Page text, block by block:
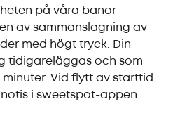
på våra banor
av sammanslagning av
med högt tryck. Din
tidigareläggas och som
Vid flytt av starttid
i sweetspot-appen.